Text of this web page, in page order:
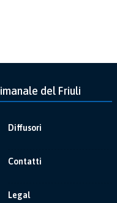
del Friuli
Diffusori
Contatti
Legal